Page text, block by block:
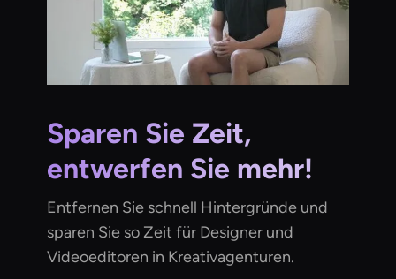
Sparen Sie Zeit,
entwerfen Sie mehr!
Entfernen Sie schnell Hintergründe und
sparen Sie so Zeit für Designer und
Videoeditoren in Kreativagenturen.